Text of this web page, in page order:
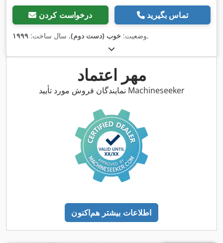
درخواست کردن تماس بگیرید
وضعیت: خوب (دست دوم), سال ساخت: ۱۹۹۹ ,
مهر اعتماد
نمایندگان فروش مورد تأیید Machineseeker
اطلاعات بیشتر هم‌اکنون